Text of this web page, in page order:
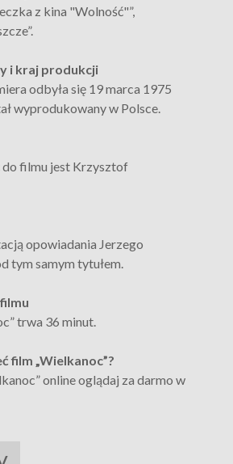
z kina "Wolność"”,
i kraj produkcji
odbyła się 19 marca 1975
wyprodukowany w Polsce.
filmu jest Krzysztof
opowiadania Jerzego
tym samym tytułem.
trwa 36 minut.
film „Wielkanoc”?
online oglądaj za darmo w